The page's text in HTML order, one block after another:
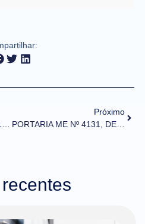
Próximo
PORTARIA ME Nº 4131, DE 14 DE ABRIL DE 2021